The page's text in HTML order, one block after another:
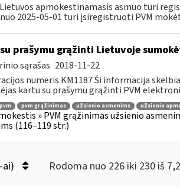
Lietuvos apmokestinamasis asmuo turi
2025-05-01 turi įsiregistruoti PVM
prašymu grąžinti Lietuvoje
sąrašas 2018-11-22
numeris KM1187 Ši informacija
kartu su prašymu grąžinti PVM
pvm pvm grąžinimas užsienio asmenims užsienio
» PVM grąžinimas užsienio
(116–119 str.)
ai) Rodoma nuo 226 iki 230 iš